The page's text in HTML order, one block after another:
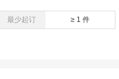
最少起订 ≥ 1 件